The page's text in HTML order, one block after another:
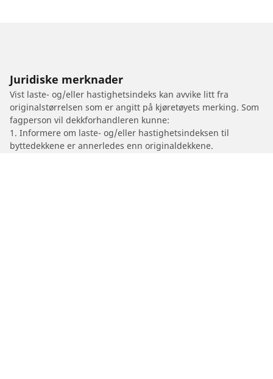
Juridiske merknader
Vist laste- og/eller hastighetsindeks kan avvike litt fra
originalstørrelsen som er angitt på kjøretøyets merking. Som
fagperson vil dekkforhandleren kunne:
1. Informere om laste- og/eller hastighetsindeksen til
byttedekkene er annerledes enn originaldekkene.